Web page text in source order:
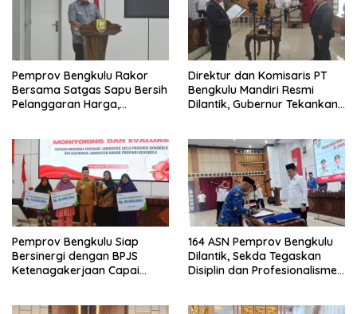
Pemprov Bengkulu Rakor
Bersama Satgas Sapu Bersih
Pelanggaran Harga,
Masih Jadi Sorotan
Direktur dan Komisaris PT
Bengkulu Mandiri Resmi
Dilantik, Gubernur Tekankan
Pemprov Bengkulu Siap
Bersinergi dengan BPJS
Ketenagakerjaan Capai
164 ASN Pemprov Bengkulu
Dilantik, Sekda Tegaskan
Disiplin dan Profesionalisme